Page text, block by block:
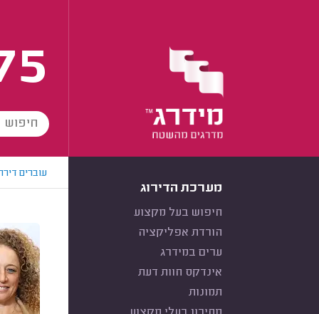
מערכת הדירוג
חיפוש בעל מקצוע
הורדת אפליקציה
ערים במידרג
אינדקס חוות דעת
תמונות
עוברים